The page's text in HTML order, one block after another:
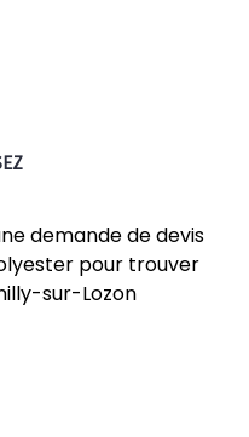
demande de devis
pour trouver
sur-Lozon